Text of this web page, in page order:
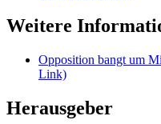
Weitere
Opposition bangt um
Link)
Herausgeber